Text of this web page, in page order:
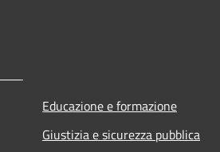
Educazione e formazione
Giustizia e sicurezza pubblica